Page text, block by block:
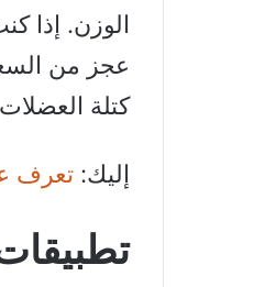
الوزن. إذا
عجز من
كتلة
إليك: تعرف